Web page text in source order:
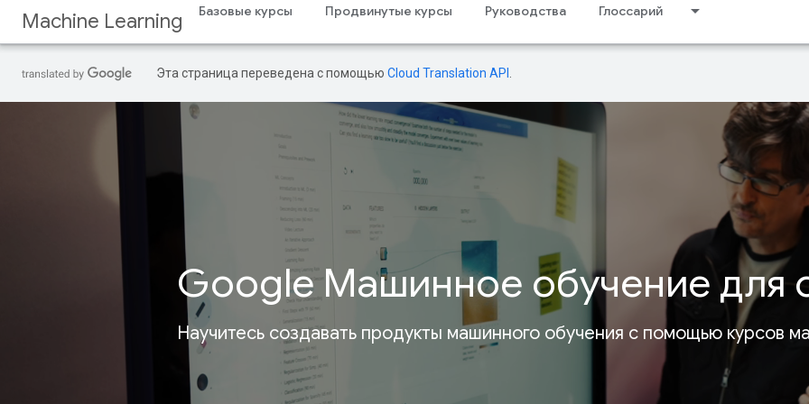
Machine Learning Базовые курсы Продвинутые курсы Руководства Глоссарий
Эта страница переведена с помощью Cloud Translation API